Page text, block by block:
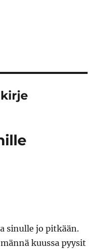
sinulle jo pitkään.
kuussa pyysit